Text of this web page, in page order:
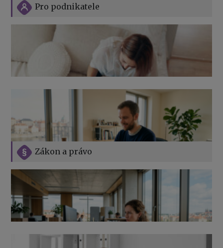
Zákon a právo
Pro podnikatele
Jak na podnikání při rodičovské dovolené
Přehledy pro OSSZ a zdravotní pojišťovny – jak na ně
v roce 2026